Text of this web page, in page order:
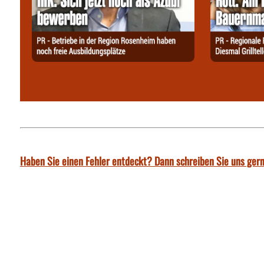
Haben Sie einen Fehler entdeckt? Dann schreiben Sie uns